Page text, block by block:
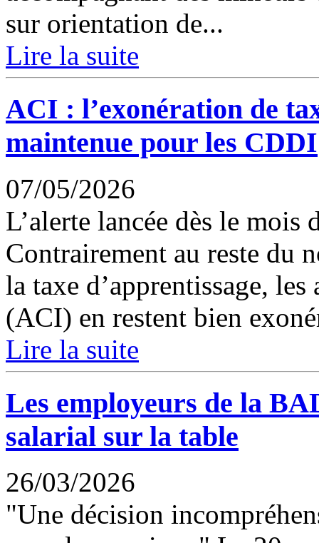
sur orientation de...
Lire la suite
ACI : l’exonération de
maintenue pour les CDDI
07/05/2026
L’alerte lancée dès le mois
Contrairement au reste du
la taxe d’apprentissage,
(ACI) en restent bien
Lire la suite
Les employeurs de la
salarial sur la table
26/03/2026
"Une décision